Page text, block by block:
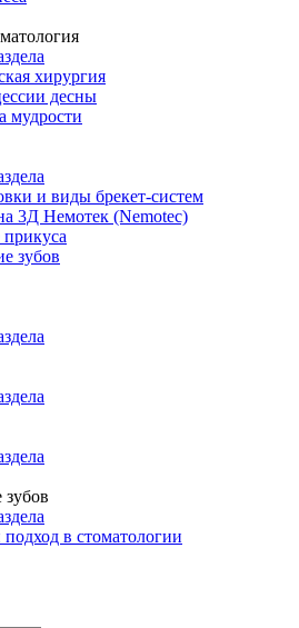
хирургия
десны
мудрости
и виды брекет-систем
3Д Немотек (Nemotec)
зубов
в стоматологии